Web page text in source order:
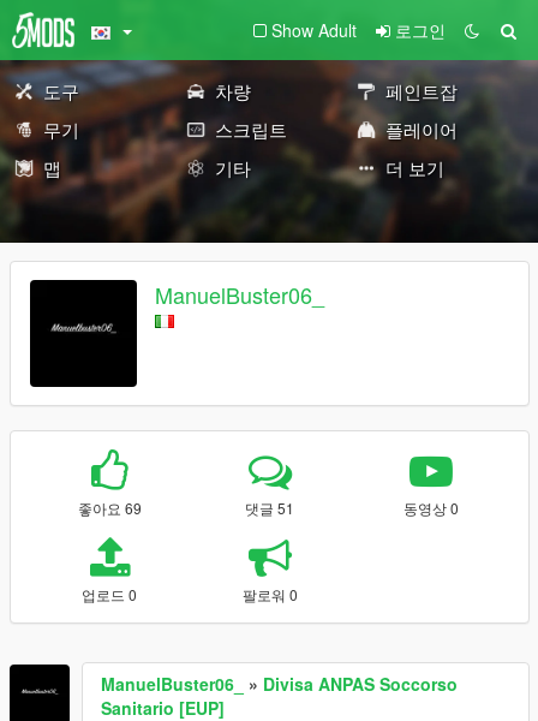
Show Adult 로그인
도구 차량
페인트잡
무기
스크립트
플레이어
맵
기타 더 보기
ManuelBuster06_
좋아요 69 댓글 51 동영상 0
업로드 0 팔로워 0
ManuelBuster06_ » Divisa ANPAS Soccorso
Sanitario [EUP]